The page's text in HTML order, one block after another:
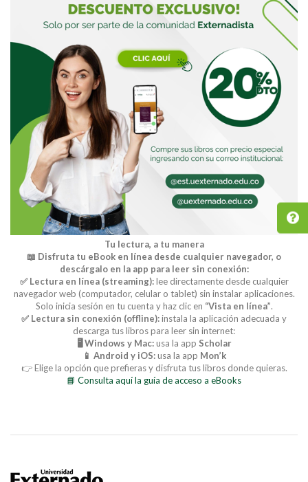
Tu lectura, a tu manera
📖 Disfruta tu eBook en línea desde cualquier navegador, o
descárgalo en la app para leer sin conexión:
✅ Lectura en línea (streaming):lee directamente desde cualquier
navegador web (computador, celular o tablet) sin instalar aplicaciones.
Solo inicia sesión en tu cuenta y haz clic en “Vista en línea”.
✅ Lectura sin conexión (offline):instala la aplicación adecuada y
descarga tus libros para leer sin internet:
🖥️ Windows y Mac:usa la app Scholar
📱 Android y iOS:usa la app Mon’k
👉 Elige la opción que prefieras y disfruta tus libros donde quieras.
📘 Consulta aquí la guía de acceso a eBooks